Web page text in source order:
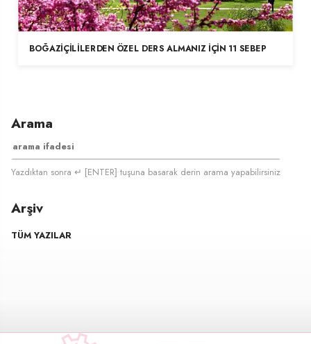
BOĞAZIÇILILERDEN ÖZEL DERS ALMANIZ İÇIN 11 SEBEP
Arama
Yazdıktan sonra ↵ [ENTER] tuşuna basarak derin arama yapabilirsiniz
Arşiv
TÜM YAZILAR